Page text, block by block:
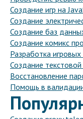
Создание игр на
Создание
Создание баз
Создание комикс
Разработка
Создание
Восстановление
Помощь в